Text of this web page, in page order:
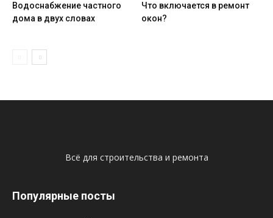
Водоснабжение частного
дома в двух словах
Что включается в ремонт
окон?
Всё для строительства и ремонта
Популярные посты